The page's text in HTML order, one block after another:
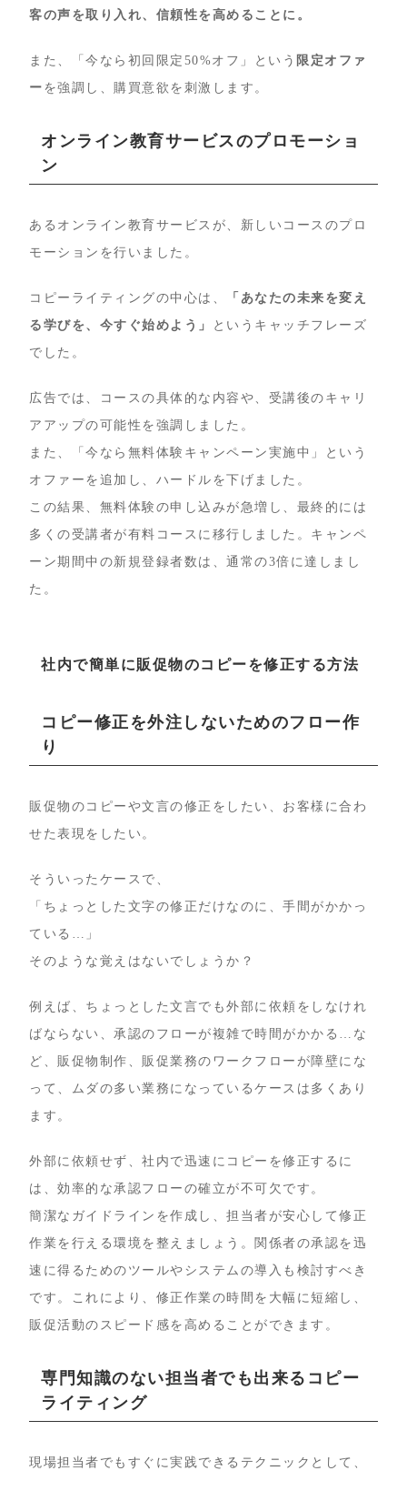
客の声を取り入れ、信頼性を高めることに。
また、「今なら初回限定50%オフ」という 限定オファ
ー を強調し、購買意欲を刺激します。
オンライン教育サービスのプロモーショ
ン
あるオンライン教育サービスが、新しいコースのプロ
モーションを行いました。
コピーライティングの中心は、
「あなたの未来を変え
る学びを、今すぐ始めよう」
というキャッチフレーズ
でした。
広告では、コースの具体的な内容や、受講後のキャリ
アアップの可能性を強調しました。
また、「今なら無料体験キャンペーン実施中」という
オファーを追加し、ハードルを下げました。
この結果、無料体験の申し込みが急増し、最終的には
多くの受講者が有料コースに移行しました。キャンペ
ーン期間中の新規登録者数は、通常の3倍に達しまし
た。
社内で簡単に販促物のコピーを修正する方法
コピー修正を外注しないためのフロー作
り
販促物のコピーや文言の修正をしたい、お客様に合わ
せた表現をしたい。
そういったケースで、
「ちょっとした文字の修正だけなのに、手間がかかっ
ている…」
そのような覚えはないでしょうか？
例えば、ちょっとした文言でも外部に依頼をしなけれ
ばならない、承認のフローが複雑で時間がかかる…な
ど、販促物制作、販促業務のワークフローが障壁にな
って、ムダの多い業務になっているケースは多くあり
ます。
外部に依頼せず、社内で迅速にコピーを修正するに
は、効率的な承認フローの確立が不可欠です。
簡潔なガイドラインを作成し、担当者が安心して修正
作業を行える環境を整えましょう。関係者の承認を迅
速に得るためのツールやシステムの導入も検討すべき
です。これにより、修正作業の時間を大幅に短縮し、
販促活動のスピード感を高めることができます。
専門知識のない担当者でも出来るコピー
ライティング
現場担当者でもすぐに実践できるテクニックとして、